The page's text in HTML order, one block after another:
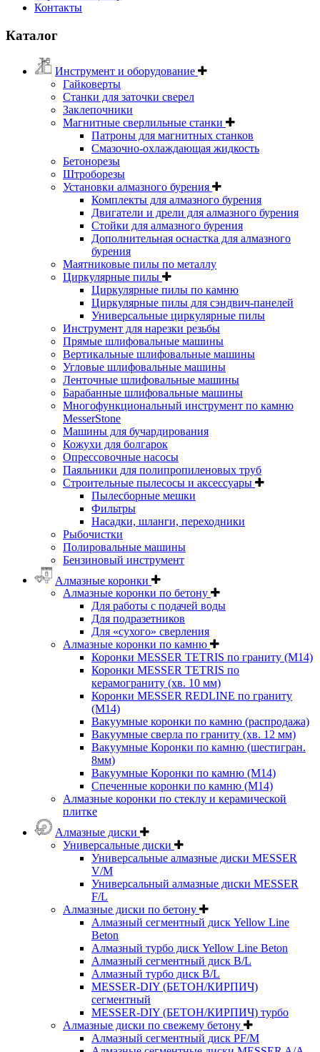
Контакты
Каталог
Инструмент и оборудование
Гайковерты
Станки для заточки сверел
Заклепочники
Магнитные сверлильные станки
Патроны для магнитных станков
Смазочно-охлаждающая жидкость
Бетонорезы
Штроборезы
Установки алмазного бурения
Комплекты для алмазного бурения
Двигатели и дрели для алмазного бурения
Стойки для алмазного бурения
Дополнительная оснастка для алмазного
бурения
Маятниковые пилы по металлу
Циркулярные пилы
Циркулярные пилы по камню
Циркулярные пилы для сэндвич-панелей
Универсальные циркулярные пилы
Инструмент для нарезки резьбы
Прямые шлифовальные машины
Вертикальные шлифовальные машины
Угловые шлифовальные машины
Ленточные шлифовальные машины
Барабанные шлифовальные машины
Многофункциональный инструмент по камню
MesserStone
Машины для бучардирования
Кожухи для болгарок
Опрессовочные насосы
Паяльники для полипропиленовых труб
Строительные пылесосы и аксессуары
Пылесборные мешки
Фильтры
Насадки, шланги, переходники
Рыбочистки
Полировальные машины
Бензиновый инструмент
Алмазные коронки
Алмазные коронки по бетону
Для работы с подачей воды
Для подразетников
Для «сухого» сверления
Алмазные коронки по камню
Коронки MESSER TETRIS по граниту (М14)
Коронки MESSER TETRIS по
керамограниту (хв. 10 мм)
Коронки MESSER REDLINE по граниту
(М14)
Вакуумные коронки по камню (распродажа)
Вакуумные сверла по граниту (хв. 12 мм)
Вакуумные Коронки по камню (шестигран.
8мм)
Вакуумные Коронки по камню (M14)
Спеченные коронки по камню (M14)
Алмазные коронки по стеклу и керамической
плитке
Алмазные диски
Универсальные диски
Универсальные алмазные диски MESSER
V/M
Универсальный алмазные диски MESSER
F/L
Алмазные диски по бетону
Алмазный сегментный диск Yellow Line
Beton
Алмазный турбо диск Yellow Line Beton
Алмазный сегментный диск B/L
Алмазный турбо диск B/L
MESSER-DIY (БЕТОН/КИРПИЧ)
сегментный
MESSER-DIY (БЕТОН/КИРПИЧ) турбо
Алмазные диски по свежему бетону
Алмазный сегментный диск PF/M